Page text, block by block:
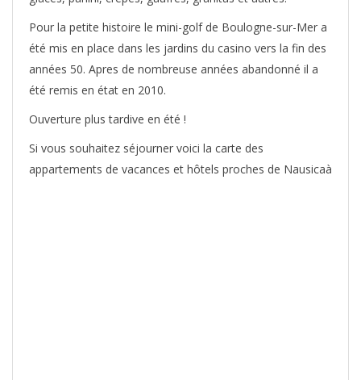
Pour la petite histoire le mini-golf de Boulogne-sur-Mer a
été mis en place dans les jardins du casino vers la fin des
années 50. Apres de nombreuse années abandonné il a
été remis en état en 2010.
Ouverture plus tardive en été !
Si vous souhaitez séjourner voici la carte des
appartements de vacances et hôtels proches de Nausicaà